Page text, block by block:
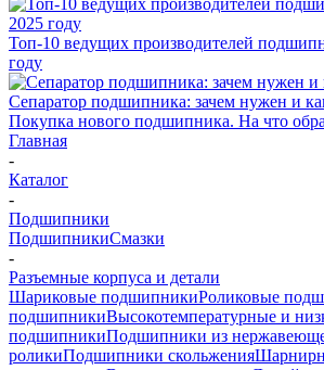
Топ-10 ведущих производителей
году
Сепаратор подшипника: зачем нужен и
Покупка нового подшипника. На что
Главная
-
Каталог
-
Подшипники
ПодшипникиСмазки
-
Разъемные корпуса и детали
Шариковые подшипникиРоликовые
подшипникиВысокотемпературные и
подшипникиПодшипники из
роликиПодшипники скольжения